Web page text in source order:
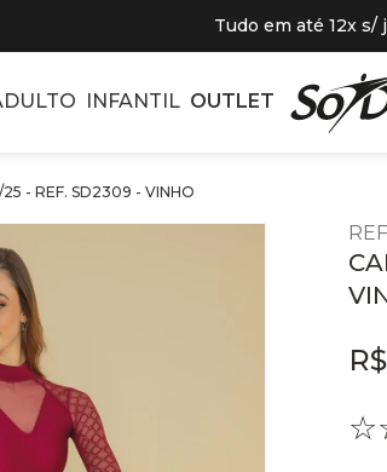
Tudo em até 12x s/
INFANTIL OUTLET
- REF. SD2309 - VINHO
REF
R$
☆